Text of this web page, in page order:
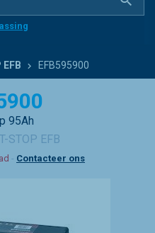
EFB595900
95Ah
STOP EFB
- Contacteer ons